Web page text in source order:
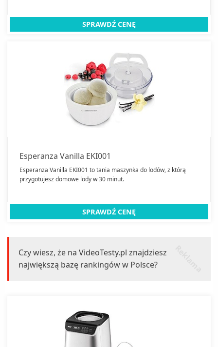
SPRAWDŹ CENĘ
Esperanza Vanilla EKI001
Esperanza Vanilla EKI001 to tania maszynka do lodów, z którą
przygotujesz domowe lody w 30 minut.
SPRAWDŹ CENĘ
Czy wiesz, że na VideoTesty.pl znajdziesz
największą bazę rankingów w Polsce?